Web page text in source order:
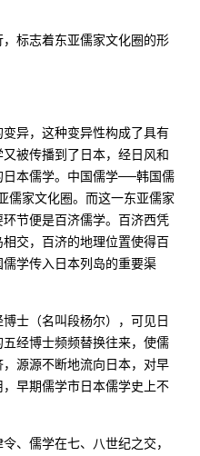
标志着东亚儒家文化圈的形
异，这种变异性构成了具有
被传播到了日本，经日风和
本儒学。中国儒学──韩国儒
儒家文化圈。而这一东亚儒家
节便是百济儒学。百济西凭
交，百济的地理位置使得百
学传入日本列岛的重要渠
士（名叫段杨尔），可见日
经博士频频替换往来，使儒
源源不断地流向日本，对早
早期儒学市日本儒学史上不
、儒学在七、八世纪之交，